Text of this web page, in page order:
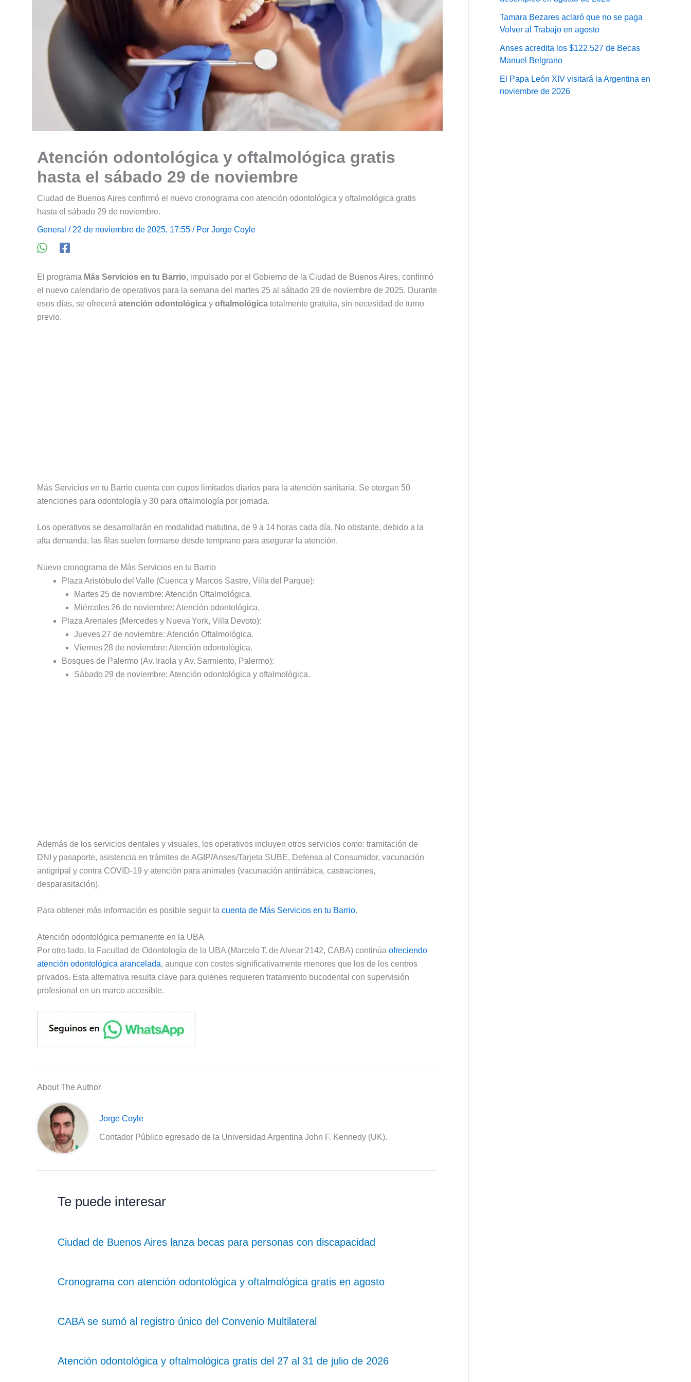
Atención odontológica y oftalmológica gratis
hasta el sábado 29 de noviembre
Ciudad de Buenos Aires confirmó el nuevo cronograma con atención odontológica y oftalmológica gratis
hasta el sábado 29 de noviembre.
General / 22 de noviembre de 2025, 17:55 / Por Jorge Coyle
El programa Más Servicios en tu Barrio, impulsado por el Gobierno de la Ciudad de Buenos Aires, confirmó
el nuevo calendario de operativos para la semana del martes 25 al sábado 29 de noviembre de 2025. Durante
esos días, se ofrecerá atención odontológica y oftalmológica totalmente gratuita, sin necesidad de turno
previo.
Más Servicios en tu Barrio cuenta con cupos limitados diarios para la atención sanitaria. Se otorgan 50
atenciones para odontología y 30 para oftalmología por jornada.
Los operativos se desarrollarán en modalidad matutina, de 9 a 14 horas cada día. No obstante, debido a la
alta demanda, las filas suelen formarse desde temprano para asegurar la atención.
Nuevo cronograma de Más Servicios en tu Barrio
Plaza Aristóbulo del Valle (Cuenca y Marcos Sastre, Villa del Parque):
Martes 25 de noviembre: Atención Oftalmológica.
Miércoles 26 de noviembre: Atención odontológica.
Plaza Arenales (Mercedes y Nueva York, Villa Devoto):
Jueves 27 de noviembre: Atención Oftalmológica.
Viernes 28 de noviembre: Atención odontológica.
Bosques de Palermo (Av. Iraola y Av. Sarmiento, Palermo):
Sábado 29 de noviembre: Atención odontológica y oftalmológica.
Además de los servicios dentales y visuales, los operativos incluyen otros servicios como: tramitación de
DNI y pasaporte, asistencia en trámites de AGIP/Anses/Tarjeta SUBE, Defensa al Consumidor, vacunación
antigripal y contra COVID‑19 y atención para animales (vacunación antirrábica, castraciones,
desparasitación).
Para obtener más información es posible seguir la cuenta de Más Servicios en tu Barrio.
Atención odontológica permanente en la UBA
Por otro lado, la Facultad de Odontología de la UBA (Marcelo T. de Alvear 2142, CABA) continúa ofreciendo
atención odontológica arancelada, aunque con costos significativamente menores que los de los centros
privados. Esta alternativa resulta clave para quienes requieren tratamiento bucodental con supervisión
profesional en un marco accesible.
About The Author
Jorge Coyle
Contador Público egresado de la Universidad Argentina John F. Kennedy (UK).
Te puede interesar
Ciudad de Buenos Aires lanza becas para personas con discapacidad
Cronograma con atención odontológica y oftalmológica gratis en agosto
CABA se sumó al registro único del Convenio Multilateral
Atención odontológica y oftalmológica gratis del 27 al 31 de julio de 2026
Tamara Bezares aclaró que no se paga
Volver al Trabajo en agosto
Anses acredita los $122.527 de Becas
Manuel Belgrano
El Papa León XIV visitará la Argentina en
noviembre de 2026